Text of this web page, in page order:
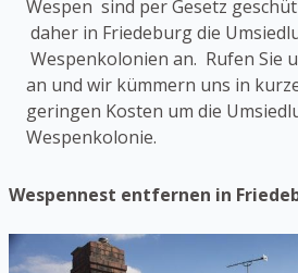
Wespen sind per Gesetz
daher in Friedeburg die
Wespenkolonien an. Rufen Sie
an und wir kümmern uns in
geringen Kosten um die
Wespenkolonie.
Wespennest entfernen in